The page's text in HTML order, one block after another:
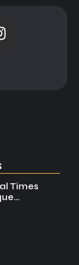
Times